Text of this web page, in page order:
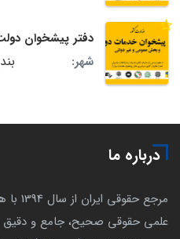
دفتر پیشخوان دولت شماره 192
شهر:
درباره ما
مرجع
علمی حقوقی صحیح، جامع و دقیق